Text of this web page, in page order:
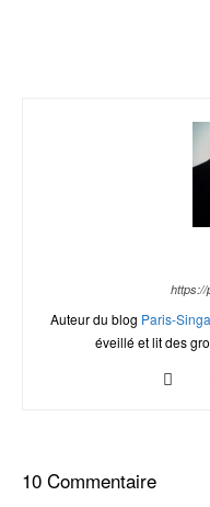
https://
Auteur du blog Paris-
éveillé et lit des
10 Commentaire